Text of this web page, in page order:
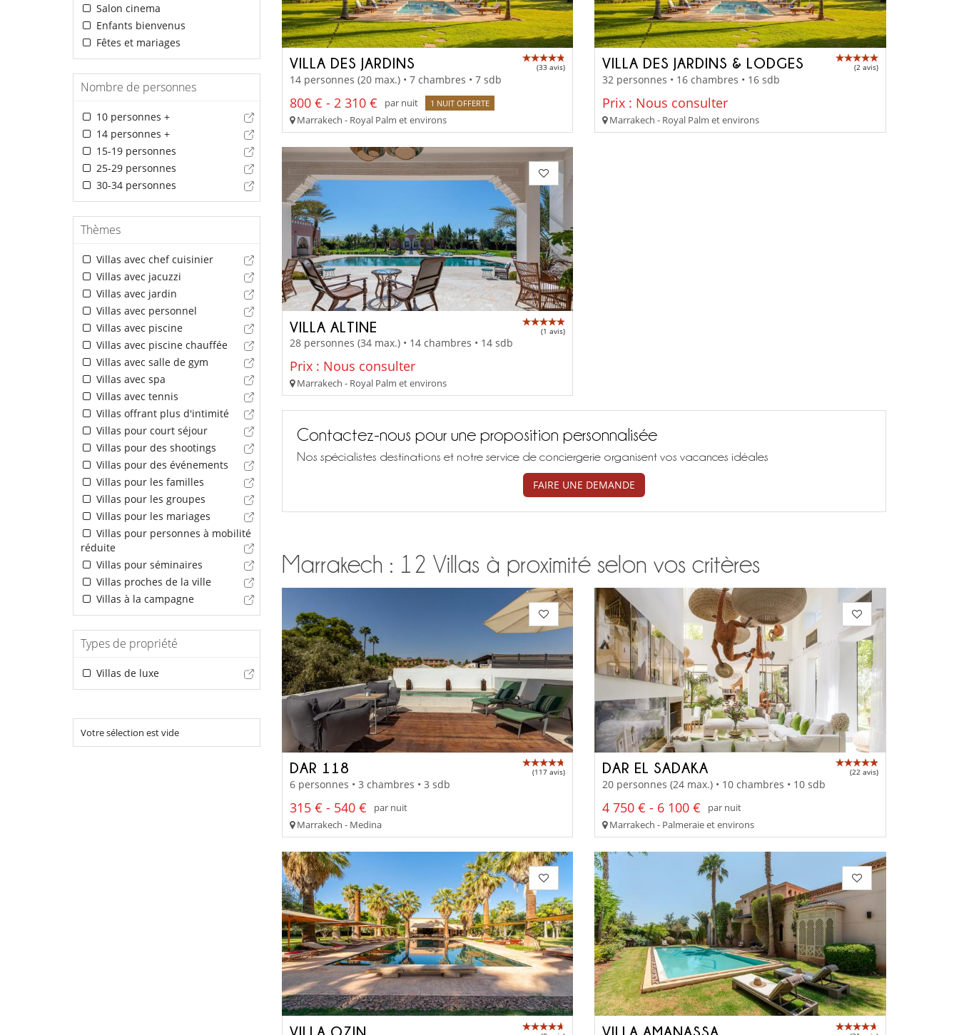
Salon cinema
Enfants bienvenus
Fêtes et mariages
Nombre de personnes
10 personnes +
14 personnes +
15-19 personnes
25-29 personnes
30-34 personnes
Thèmes
Villas avec chef cuisinier
Villas avec jacuzzi
Villas avec jardin
Villas avec personnel
Villas avec piscine
Villas avec piscine chauffée
Villas avec salle de gym
Villas avec spa
Villas avec tennis
Villas offrant plus d'intimité
Villas pour court séjour
Villas pour des shootings
Villas pour des événements
Villas pour les familles
Villas pour les groupes
Villas pour les mariages
Villas pour personnes à mobilité
réduite
Villas pour séminaires
Villas proches de la ville
Villas à la campagne
Types de propriété
Villas de luxe
Votre sélection est vide
VILLA DES JARDINS (33 avis)
14 personnes (20 max.) • 7 chambres • 7 sdb
800 € - 2 310 € par nuit 1 NUIT OFFERTE
Marrakech - Royal Palm et environs
VILLA DES JARDINS & LODGES (2 avis)
32 personnes • 16 chambres • 16 sdb
Prix : Nous consulter
Marrakech - Royal Palm et environs
VILLA ALTINE (1 avis)
28 personnes (34 max.) • 14 chambres • 14 sdb
Prix : Nous consulter
Marrakech - Royal Palm et environs
Contactez-nous pour une proposition personnalisée
Nos spécialistes destinations et notre service de conciergerie organisent vos vacances idéales
FAIRE UNE DEMANDE
Marrakech : 12 Villas à proximité selon vos critères
DAR 118 (117 avis)
6 personnes • 3 chambres • 3 sdb
315 € - 540 €
par nuit
Marrakech - Medina
DAR EL SADAKA (22 avis)
20 personnes (24 max.) • 10 chambres • 10 sdb
4 750 € - 6 100 €
par nuit
Marrakech - Palmeraie et environs
VILLA OZIN VILLA AMANASSA